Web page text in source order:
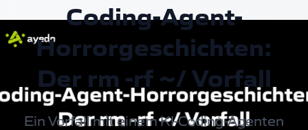
Coding-Agent-
Horrorgeschichten:
Der rm -rf ~/ Vorfall
Ein Vorfall mit einem KI-Coding-Agenten